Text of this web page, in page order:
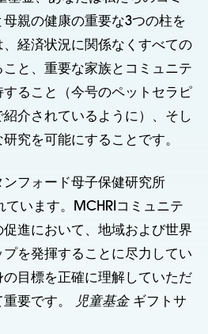
親の健康の重要な3つの柱を
経済状況に関係なくすべての
と、重要な家族とコミュニテ
すること（今号のペットセラピ
介されているように）、そし
究を可能にすることです。
フォード母子保健研究所
ています。MCHRIコミュニテ
進において、地域および世界
プを発揮することに尽力してい
の目標を正確に理解していただ
要です。
児童基金ギフトサ